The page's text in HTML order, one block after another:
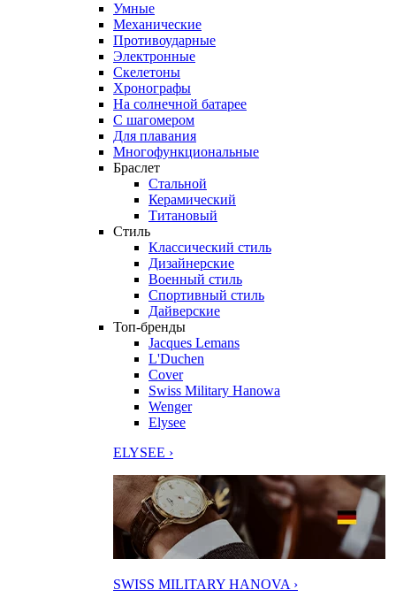
Умные
Механические
Противоударные
Электронные
Скелетоны
Хронографы
На солнечной батарее
С шагомером
Для плавания
Многофункциональные
Браслет
Стальной
Керамический
Титановый
Стиль
Классический стиль
Дизайнерские
Военный стиль
Спортивный стиль
Дайверские
Топ-бренды
Jacques Lemans
L'Duchen
Cover
Swiss Military Hanowa
Wenger
Elysee
ELYSEE ›
SWISS MILITARY HANOVA ›